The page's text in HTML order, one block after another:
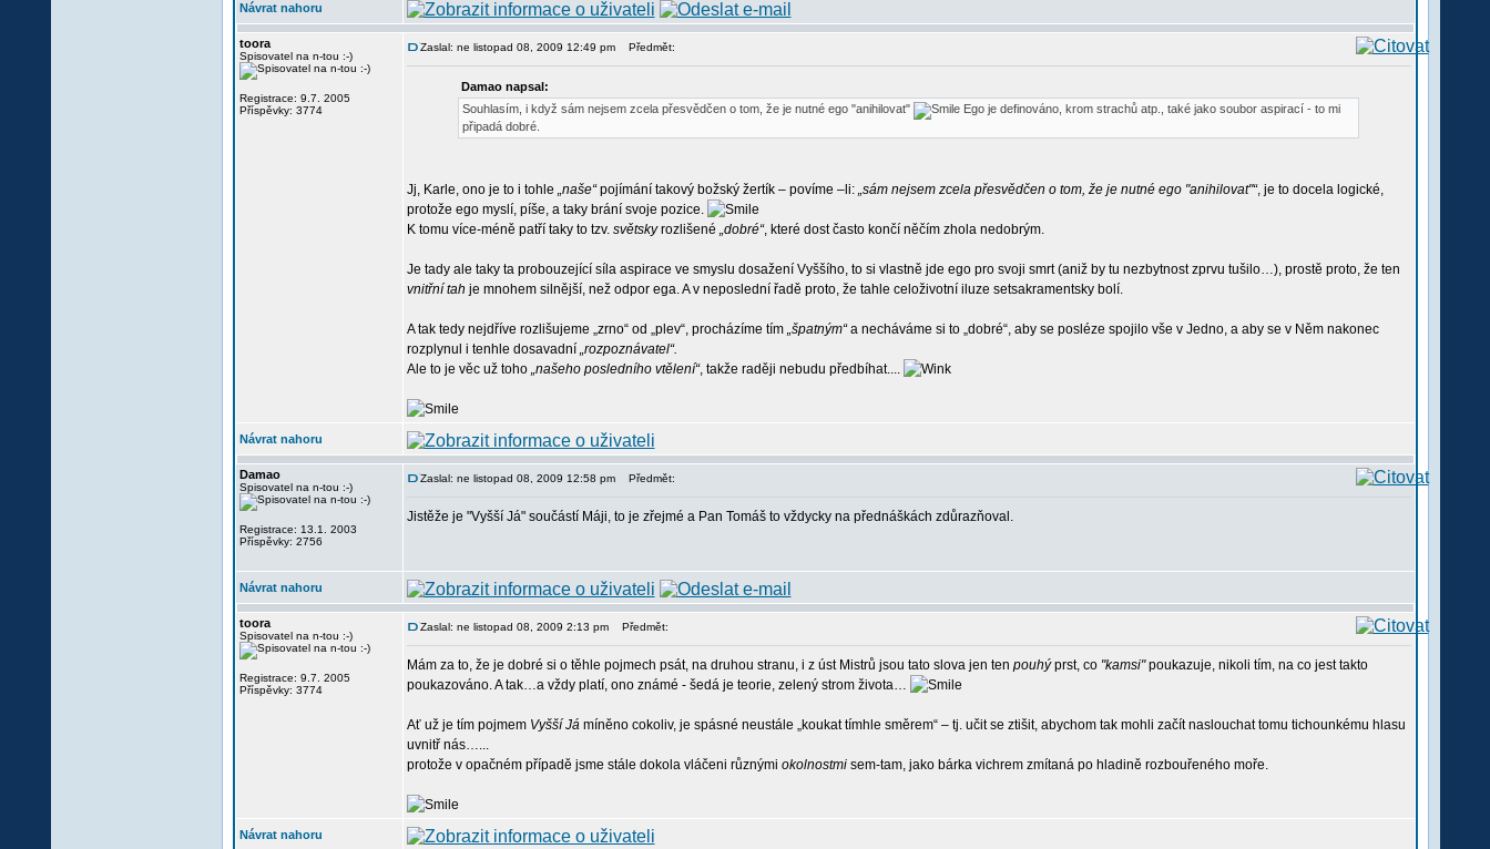
Návrat nahoru
toora
Spisovatel na n-tou :-)
Registrace: 9.7. 2005
Příspěvky: 3774
Zaslal: ne listopad 08, 2009 12:49 pm Předmět:
Damao napsal:
Souhlasím, i když sám nejsem zcela přesvědčen o tom, že je nutné ego "anihilovat"
Ego je definováno, krom strachů atp., také jako soubor aspirací - to mi
připadá dobré.
Jj, Karle, ono je to i tohle „naše“pojímání takový božský žertík – povíme –li: „sám nejsem zcela přesvědčen o tom, že je nutné ego "anihilovat"“, je to docela logické,
protože ego myslí, píše, a taky brání svoje pozice.
K tomu více-méně patří taky to tzv. světskyrozlišené „dobré“, které dost často končí něčím zhola nedobrým.
Je tady ale taky ta probouzející síla aspirace ve smyslu dosažení Vyššího, to si vlastně jde ego pro svoji smrt (aniž by tu nezbytnost zprvu tušilo…), prostě proto, že ten
vnitřní tah je mnohem silnější, než odpor ega. A v neposlední řadě proto, že tahle celoživotní iluze setsakramentsky bolí.
A tak tedy nejdříve rozlišujeme „zrno“ od „plev“, procházíme tím „špatným“a necháváme si to „dobré“, aby se posléze spojilo vše v Jedno, a aby se v Něm nakonec
rozplynul i tenhle dosavadní „rozpoznávatel“.
Ale to je věc už toho „našeho posledního vtělení“, takže raději nebudu předbíhat....
Návrat nahoru
Damao
Spisovatel na n-tou :-)
Registrace: 13.1. 2003
Příspěvky: 2756
Zaslal: ne listopad 08, 2009 12:58 pm Předmět:
Jistěže je "Vyšší Já" součástí Máji, to je zřejmé a Pan Tomáš to vždycky na přednáškách zdůrazňoval.
Návrat nahoru
toora
Spisovatel na n-tou :-)
Registrace: 9.7. 2005
Příspěvky: 3774
Zaslal: ne listopad 08, 2009 2:13 pm Předmět:
Mám za to, že je dobré si o těhle pojmech psát, na druhou stranu, i z úst Mistrů jsou tato slova jen ten pouhýprst, co "kamsi"poukazuje, nikoli tím, na co jest takto
poukazováno. A tak…a vždy platí, ono známé - šedá je teorie, zelený strom života…
Ať už je tím pojmem Vyšší Já míněno cokoliv, je spásné neustále „koukat tímhle směrem“ – tj. učit se ztišit, abychom tak mohli začít naslouchat tomu tichounkému hlasu
uvnitř nás…...
protože v opačném případě jsme stále dokola vláčeni různými okolnostmisem-tam, jako bárka vichrem zmítaná po hladině rozbouřeného moře.
Návrat nahoru